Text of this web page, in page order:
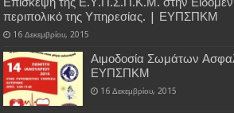
περιπολικό της Υπηρεσίας. | ΕΥΠΣΠΚΜ
16 Δεκεμβρίου, 2015
Αιμοδοσία Σωμάτων
ΕΥΠΣΠΚΜ
16 Δεκεμβρίου, 2015